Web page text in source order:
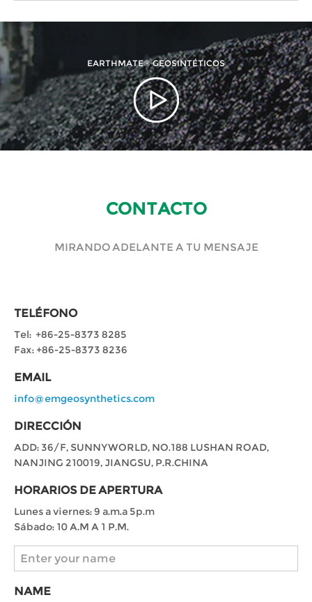
EARTHMATE® GEOSINTÉTICOS
CONTACTO
MIRANDO ADELANTE A TU MENSAJE
TELÉFONO
Tel: +86-25-8373 8285
Fax: +86-25-8373 8236
EMAIL
info@emgeosynthetics.com
DIRECCIÓN
ADD: 36/F, SUNNYWORLD, NO.188 LUSHAN ROAD,
NANJING 210019, JIANGSU, P.R.CHINA
HORARIOS DE APERTURA
Lunes a viernes: 9 a.m.a 5p.m
Sábado: 10 A.M A 1 P.M.
NAME